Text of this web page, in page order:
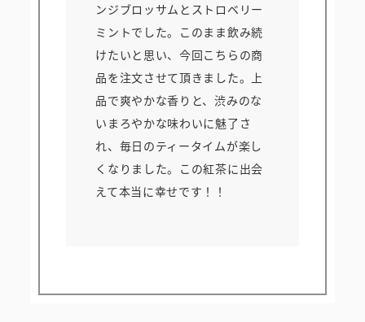
ンジブロッサムとストロベリー
ミントでした。このまま飲み続
けたいと思い、今回こちらの商
品を注文させて頂きました。上
品で爽やかな香りと、渋みのな
いまろやかな味わいに魅了さ
れ、毎日のティータイムが楽し
くなりました。この紅茶に出会
えて本当に幸せです！！